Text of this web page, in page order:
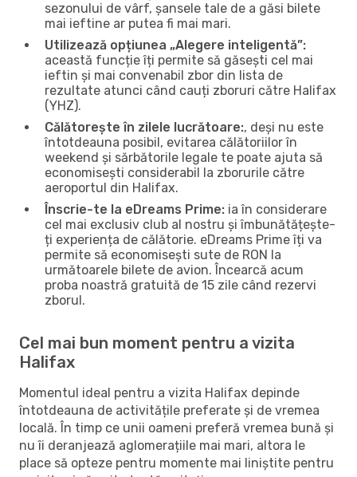
sezonului de vârf, șansele tale de a găsi bilete
mai ieftine ar putea fi mai mari.
Utilizează opțiunea „Alegere inteligentă”:
această funcție îți permite să găsești cel mai
ieftin și mai convenabil zbor din lista de
rezultate atunci când cauți zboruri către Halifax
(YHZ).
Călătorește în zilele lucrătoare:, deși nu este
întotdeauna posibil, evitarea călătoriilor în
weekend și sărbătorile legale te poate ajuta să
economisești considerabil la zborurile către
aeroportul din Halifax.
Înscrie-te la eDreams Prime: ia în considerare
cel mai exclusiv club al nostru și îmbunătățește-
ți experiența de călătorie. eDreams Prime îți va
permite să economisești sute de RON la
următoarele bilete de avion. Încearcă acum
proba noastră gratuită de 15 zile când rezervi
zborul.
Cel mai bun moment pentru a vizita
Halifax
Momentul ideal pentru a vizita Halifax depinde
întotdeauna de activitățile preferate și de vremea
locală. În timp ce unii oameni preferă vremea bună și
nu îi deranjează aglomerațiile mai mari, altora le
place să opteze pentru momente mai liniștite pentru